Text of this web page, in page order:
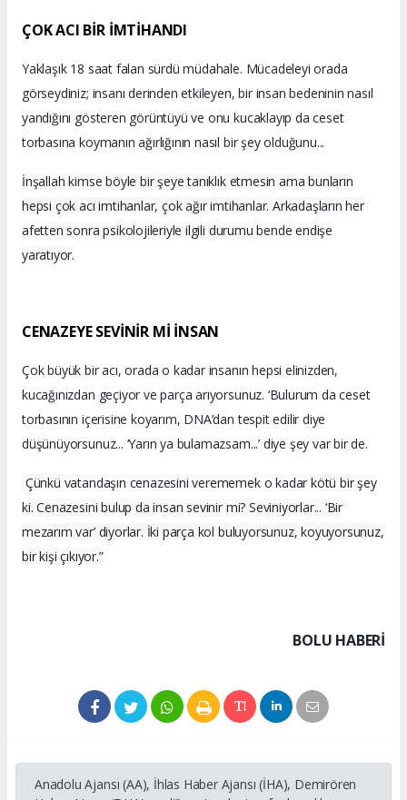
ÇOK ACI BİR İMTİHANDI
Yaklaşık 18 saat falan sürdü müdahale. Mücadeleyi orada
görseydiniz; insanı derinden etkileyen, bir insan bedeninin nasıl
yandığını gösteren görüntüyü ve onu kucaklayıp da ceset
torbasına koymanın ağırlığının nasıl bir şey olduğunu...
İnşallah kimse böyle bir şeye tanıklık etmesin ama bunların
hepsi çok acı imtihanlar, çok ağır imtihanlar. Arkadaşların her
afetten sonra psikolojileriyle ilgili durumu bende endişe
yaratıyor.
CENAZEYE SEVİNİR Mİ İNSAN
Çok büyük bir acı, orada o kadar insanın hepsi elinizden,
kucağınızdan geçiyor ve parça arıyorsunuz. ‘Bulurum da ceset
torbasının içerisine koyarım, DNA’dan tespit edilir diye
düşünüyorsunuz... ‘Yarın ya bulamazsam...’ diye şey var bir de.
Çünkü vatandaşın cenazesini verememek o kadar kötü bir şey
ki. Cenazesini bulup da insan sevinir mi? Seviniyorlar... ‘Bir
mezarım var’ diyorlar. İki parça kol buluyorsunuz, koyuyorsunuz,
bir kişi çıkıyor.”
BOLU HABERİ
Anadolu Ajansı (AA), İhlas Haber Ajansı (İHA), Demirören